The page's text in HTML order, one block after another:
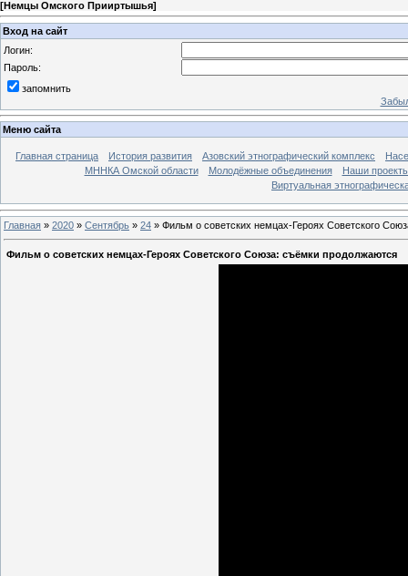
[Немцы Омского Прииртышья]
Вход на сайт
Логин:
Пароль:
запомнить
Меню сайта
Главная страница История развития Азовский этнографический комплекс
МННКА Омской области
Молодёжные объединения
Наши
Виртуальная
Главная » 2020 » Сентябрь » 24 » Фильм о советских немцах-Героях Советского
Фильм о советских немцах-Героях Советского Союза: съёмки продолжаются